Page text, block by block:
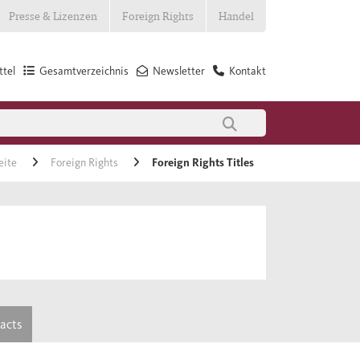
Presse & Lizenzen Foreign Rights Handel
Kontakt
Newsletter
Gesamtverzeichnis
Foreign Rights Foreign Rights Titles